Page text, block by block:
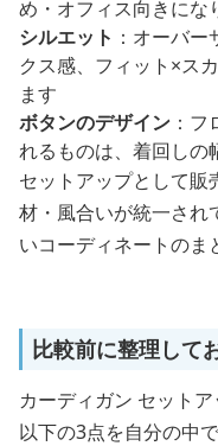
め・オフィス向きにな
シルエット ：オーバ
クス感、フィット×ス
ます
ボタンのデザイン ：
れるものは、着回しの
セットアップとして
材・風合いが統一され
いコーディネートのま
比較前に整理して
カーディガン セット
以下の3点を自分の中